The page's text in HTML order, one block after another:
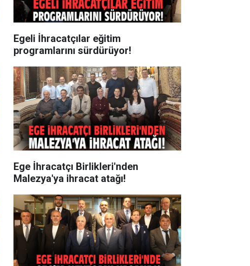
Egeli İhracatçılar eğitim
programlarını sürdürüyor!
Ege İhracatçı Birlikleri'nden
Malezya'ya ihracat atağı!